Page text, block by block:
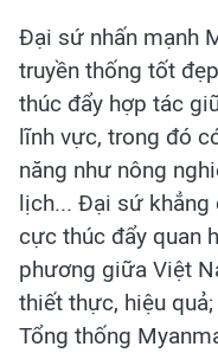
Đại sứ nhấn mạnh
truyền thống tốt
thúc đẩy hợp tác
lĩnh vực, trong đó
năng như nông
lịch... Đại sứ
cực thúc đẩy quan
phương giữa Việt
thiết thực, hiệu
Tổng thống